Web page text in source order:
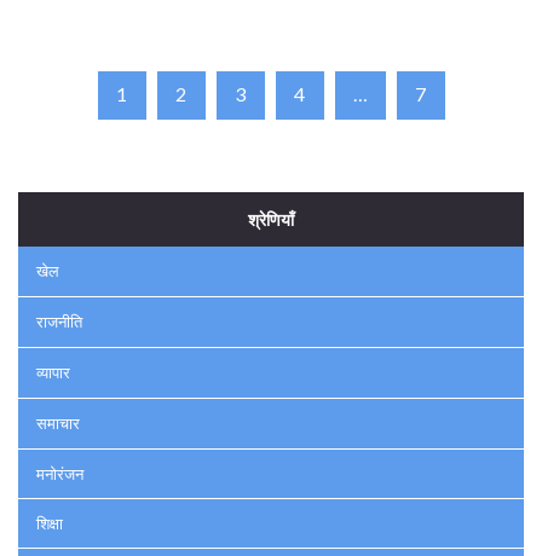
1 2 3 4 7
श्रेणियाँ
खेल
राजनीति
व्यापार
समाचार
मनोरंजन
शिक्षा